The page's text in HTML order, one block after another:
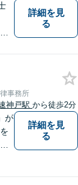
詳細を見
る
事務所
神戸駅 から徒歩2分
が
詳細を見
る